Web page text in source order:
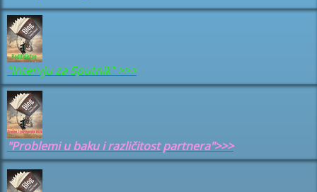
"Intervju za Sputnik" >>>
"Problemi u baku i različitost partnera">>>